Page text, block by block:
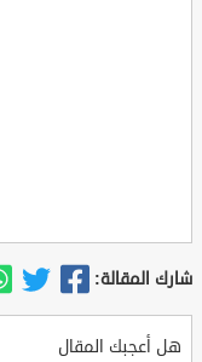
شارك المقالة:
هل أعجبك المقال